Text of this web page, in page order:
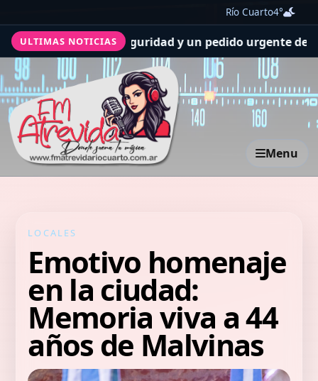
Río Cuarto4°
ULTIMAS NOTICIAS
de seguridad y un pedido urgente de más de 200
Menu
LOCALES
Emotivo homenaje
en la ciudad:
Memoria viva a 44
años de Malvinas